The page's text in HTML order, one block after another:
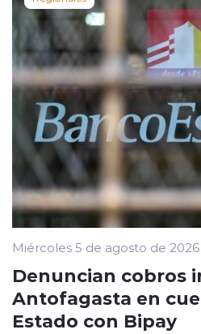
Miércoles 5 de agosto de 2026
Denuncian cobros
Antofagasta en
Estado con Bipay